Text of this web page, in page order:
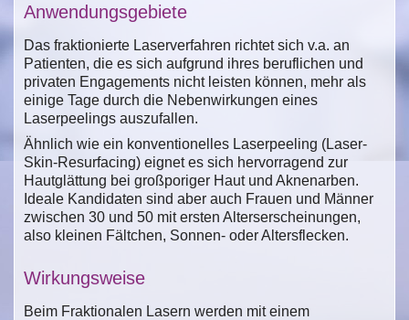
Anwendungsgebiete
Das fraktionierte Laserverfahren richtet sich v.a. an
Patienten, die es sich aufgrund ihres beruflichen und
privaten Engagements nicht leisten können, mehr als
einige Tage durch die Nebenwirkungen eines
Laserpeelings auszufallen.
Ähnlich wie ein konventionelles Laserpeeling (Laser-
Skin-Resurfacing) eignet es sich hervorragend zur
Hautglättung bei großporiger Haut und Aknenarben.
Ideale Kandidaten sind aber auch Frauen und Männer
zwischen 30 und 50 mit ersten Alterserscheinungen,
also kleinen Fältchen, Sonnen- oder Altersflecken.
Wirkungsweise
Beim Fraktionalen Lasern werden mit einem